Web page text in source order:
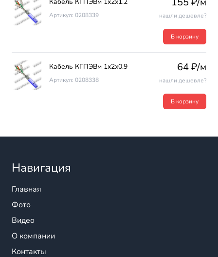
Артикул: 0208339 нашли дешевле?
В корзину
Кабель КГПЭВм 1х2х0.9
Артикул: 0208338
64 ₽/м
нашли дешевле?
В корзину
Навигация
Главная
Фото
Видео
О компании
Контакты